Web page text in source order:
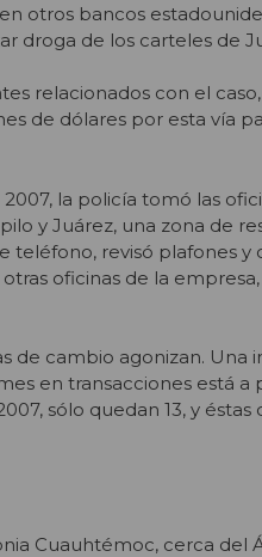
otros bancos
droga de los carteles de
relacionados con el
de dólares por esta vía
la policía tomó las
y Juárez, una zona de
teléfono, revisó plafones y
oficinas de la
de cambio agonizan. Una
en transacciones está a
sólo quedan 13, y éstas
Cuauhtémoc, cerca del